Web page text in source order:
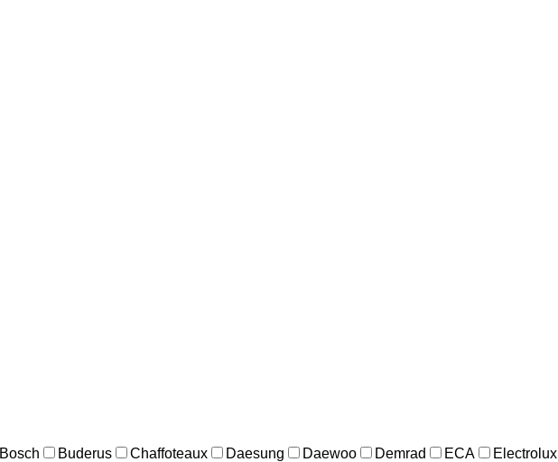
Bosch Buderus Chaffoteaux Daesung Daewoo Demrad ECA Electrolux